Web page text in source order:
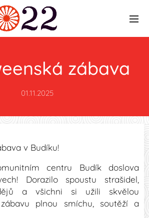
zábava
01.11.2025
v Budíku!
centru Budík doslova
Dorazilo spoustu strašidel,
a všichni si užili skvělou
zábavu plnou smíchu, soutěží a